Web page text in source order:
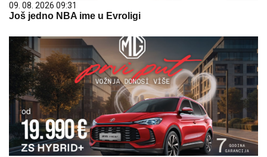
09. 08. 2026 09:31
Još jedno NBA ime u Evroligi